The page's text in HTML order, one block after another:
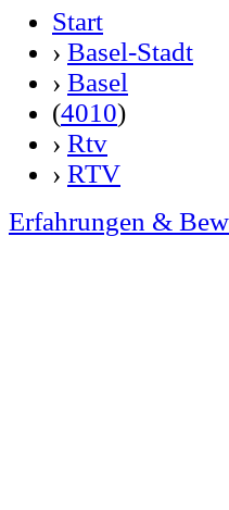
Start
› Basel-Stadt
› Basel
(4010)
› Rtv
› RTV
Erfahrungen &